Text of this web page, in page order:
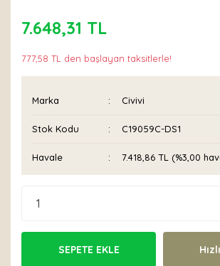
7.648,31 TL
777,58 TL den başlayan taksitlerle!
Marka Civivi
Stok Kodu C19059C-DS1
Havale 7.418,86 TL (%3,00
SEPETE EKLE